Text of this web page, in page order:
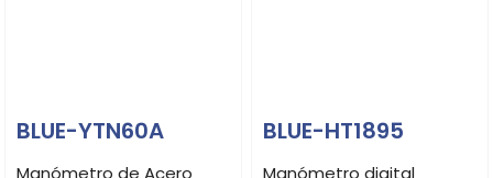
BLUE-YTN60A
Manómetro de Acero
BLUE-HT1895
Manómetro digital